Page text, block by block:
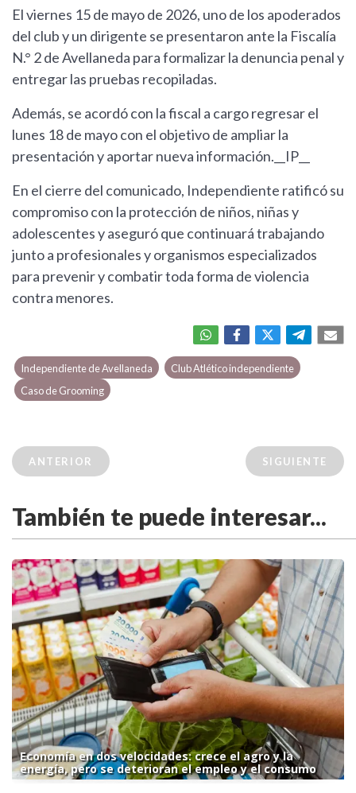
El viernes 15 de mayo de 2026, uno de los apoderados
del club y un dirigente se presentaron ante la Fiscalía
N.° 2 de Avellaneda para formalizar la denuncia penal y
entregar las pruebas recopiladas.
Además, se acordó con la fiscal a cargo regresar el
lunes 18 de mayo con el objetivo de ampliar la
presentación y aportar nueva información.__IP__
En el cierre del comunicado, Independiente ratificó su
compromiso con la protección de niños, niñas y
adolescentes y aseguró que continuará trabajando
junto a profesionales y organismos especializados
para prevenir y combatir toda forma de violencia
contra menores.
Independiente de Avellaneda
Club Atlético independiente
Caso de Grooming
ANTERIOR SIGUIENTE
También te puede interesar...
Economía en dos velocidades: crece el agro y la
energía, pero se deterioran el empleo y el consumo